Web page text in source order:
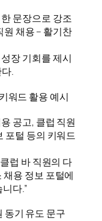
문장으로 강조
원 채용 – 활기찬
장 기회를 제시
.
워드 활용 예시
공고, 클럽 직원
포털 등의 키워드
럽 바 직원의 다
용 정보 포털에
다.”
동기 유도 문구